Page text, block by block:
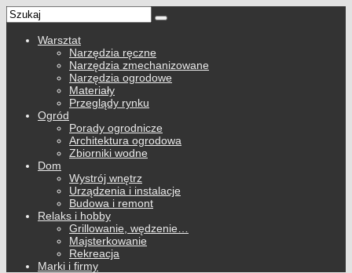
Warsztat
Narzędzia ręczne
Narzędzia zmechanizowane
Narzędzia ogrodowe
Materiały
Przeglądy rynku
Ogród
Porady ogrodnicze
Architektura ogrodowa
Zbiorniki wodne
Dom
Wystrój wnętrz
Urządzenia i instalacje
Budowa i remont
Relaks i hobby
Grillowanie, wędzenie…
Majsterkowanie
Rekreacja
Marki i firmy